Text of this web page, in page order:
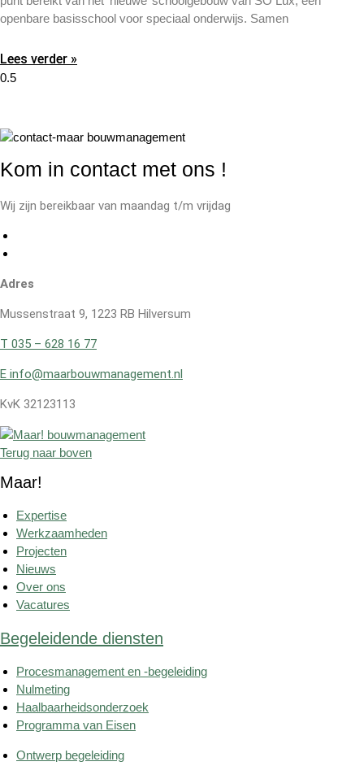
openbare basisschool voor speciaal onderwijs. Samen
Lees verder »
Kom in contact met ons !
Wij zijn bereikbaar van maandag t/m vrijdag
Adres
Mussenstraat 9, 1223 RB Hilversum
T 035 – 628 16 77
E info@maarbouwmanagement.nl
KvK 32123113
Terug naar boven
Maar!
Expertise
Werkzaamheden
Projecten
Nieuws
Over ons
Vacatures
Begeleidende diensten
Procesmanagement en -begeleiding
Nulmeting
Haalbaarheidsonderzoek
Programma van Eisen
Ontwerp begeleiding